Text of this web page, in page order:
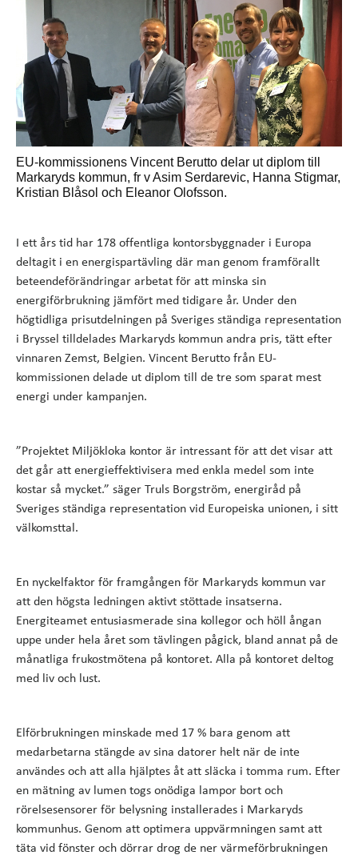
EU-kommissionens Vincent Berutto delar ut diplom till
Markaryds kommun, fr v Asim Serdarevic, Hanna Stigmar,
Kristian Blåsol och Eleanor Olofsson.
I ett års tid har 178 offentliga kontorsbyggnader i Europa
deltagit i en energispartävling där man genom framförallt
beteendeförändringar arbetat för att minska sin
energiförbrukning jämfört med tidigare år. Under den
högtidliga prisutdelningen på Sveriges ständiga representation
i Bryssel tilldelades Markaryds kommun andra pris, tätt efter
vinnaren Zemst, Belgien. Vincent Berutto från EU-
kommissionen delade ut diplom till de tre som sparat mest
energi under kampanjen.
”Projektet Miljökloka kontor är intressant för att det visar att
det går att energieffektivisera med enkla medel som inte
kostar så mycket.” säger Truls Borgström, energiråd på
Sveriges ständiga representation vid Europeiska unionen, i sitt
välkomsttal.
En nyckelfaktor för framgången för Markaryds kommun var
att den högsta ledningen aktivt stöttade insatserna.
Energiteamet entusiasmerade sina kollegor och höll ångan
uppe under hela året som tävlingen pågick, bland annat på de
månatliga frukostmötena på kontoret. Alla på kontoret deltog
med liv och lust.
Elförbrukningen minskade med 17 % bara genom att
medarbetarna stängde av sina datorer helt när de inte
användes och att alla hjälptes åt att släcka i tomma rum. Efter
en mätning av lumen togs onödiga lampor bort och
rörelsesensorer för belysning installerades i Markaryds
kommunhus. Genom att optimera uppvärmningen samt att
täta vid fönster och dörrar drog de ner värmeförbrukningen